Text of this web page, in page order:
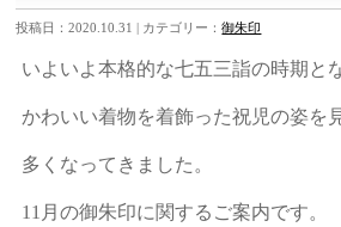
投稿日：2020.10.31 | カテゴリー：御朱印
いよいよ本格的な七五三詣の時期と
かわいい着物を着飾った祝児の姿を
多くなってきました。
11月の御朱印に関するご案内です。